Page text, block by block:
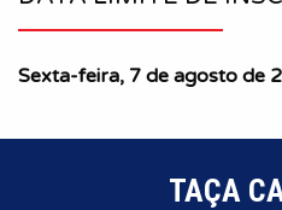
Sexta-feira, 7 de agosto de
TAÇA